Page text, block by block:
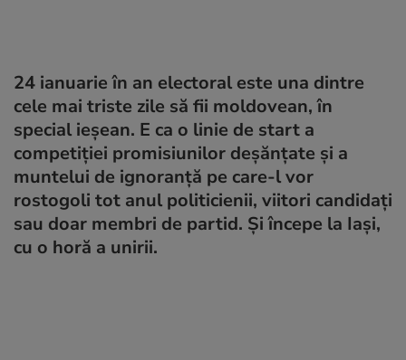
24 ianuarie în an electoral este una dintre
cele mai triste zile să fii moldovean, în
special ieșean. E ca o linie de start a
competiției promisiunilor deșănțate și a
muntelui de ignoranță pe care-l vor
rostogoli tot anul politicienii, viitori candidați
sau doar membri de partid. Și începe la Iași,
cu o horă a unirii.